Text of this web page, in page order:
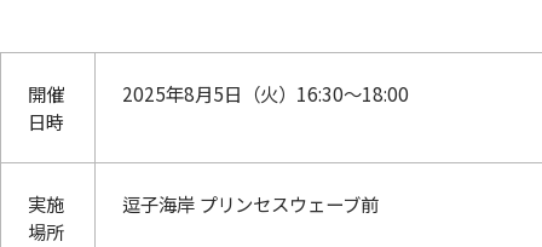
開催
日時
2025年8月5日（火）16:30～18:00
実施
場所
逗子海岸 プリンセスウェーブ前